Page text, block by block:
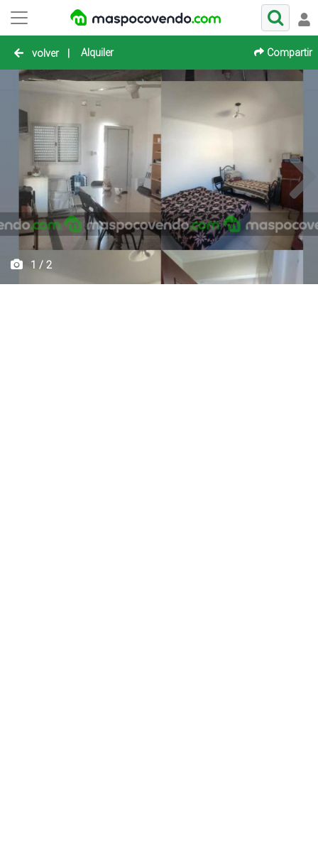
volver | Alquiler Compartir
1 / 2